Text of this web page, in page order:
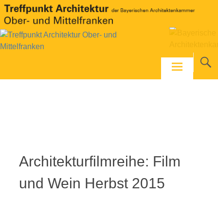
Skip
to
content
Architekturfilmreihe: Film
und Wein Herbst 2015